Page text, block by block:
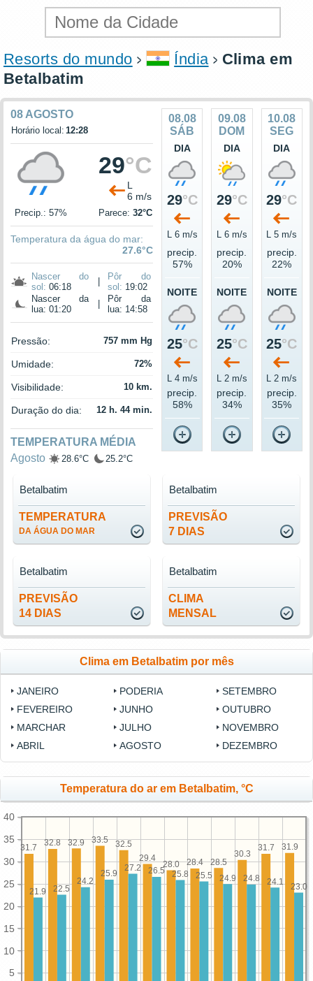
Resorts do mundo Índia
Clima em
Betalbatim
08 AGOSTO
Horário local: 12:28
29°C
L
6 m/s
Precip.: 57% Parece: 32°C
Temperatura da água do mar:
27.6°C
Nascer do
sol: 06:18
Pôr do
sol: 19:02
Nascer da
lua: 01:20
Pôr da
lua: 14:58
Pressão: 757 mm Hg
Umidade: 72%
Visibilidade: 10 km.
Duração do dia: 12 h. 44 min.
TEMPERATURA MÉDIA
Agosto
28.6°C 25.2°C
08.08
SÁB
DIA
29°C
L 6 m/s
precip.
57%
NOITE
25°C
L 4 m/s
precip.
58%
09.08
DOM
DIA
29°C
L 6 m/s
precip.
20%
NOITE
25°C
L 2 m/s
precip.
34%
10.08
SEG
DIA
29°C
L 5 m/s
precip.
22%
NOITE
25°C
L 2 m/s
precip.
35%
TEMPERATURA
DA ÁGUA DO MAR
Betalbatim
PREVISÃO
7 DIAS
Betalbatim
PREVISÃO
14 DIAS
Betalbatim
CLIMA
MENSAL
Betalbatim
Clima em Betalbatim por mês
JANEIRO
FEVEREIRO
MARCHAR
ABRIL
PODERIA
JUNHO
JULHO
AGOSTO
SETEMBRO
OUTUBRO
NOVEMBRO
DEZEMBRO
Temperatura do ar em Betalbatim, °C
5
10
15
20
25
30
35
40
31.9
31.7
30.3
28.5
28.4
28.0
29.4
32.5
33.5
32.9
32.8
31.7
23.0
24.1
24.8
24.9
25.5
25.8
26.5
27.2
25.9
24.2
22.5
21.9